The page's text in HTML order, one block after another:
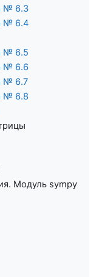
№ 6.3
№ 6.4
№ 6.5
№ 6.6
№ 6.7
№ 6.8
Модуль sympy